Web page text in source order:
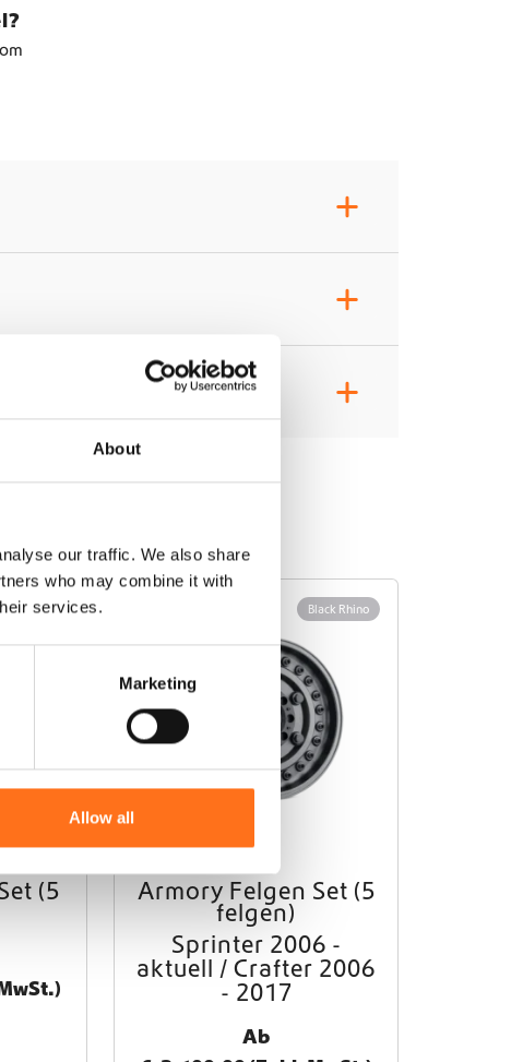
About
our traffic. We also share
who may combine it with
services.
Marketing
Allow all
+
+
+
Rhino
(5
Black Rhino
Armory Felgen Set (5
felgen)
Sprinter 2006 -
aktuell / Crafter 2006
- 2017
Ab
D
e